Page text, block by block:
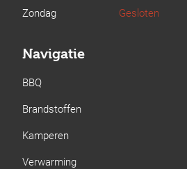
Zondag
Gesloten
Navigatie
BBQ
Brandstoffen
Kamperen
Verwarming